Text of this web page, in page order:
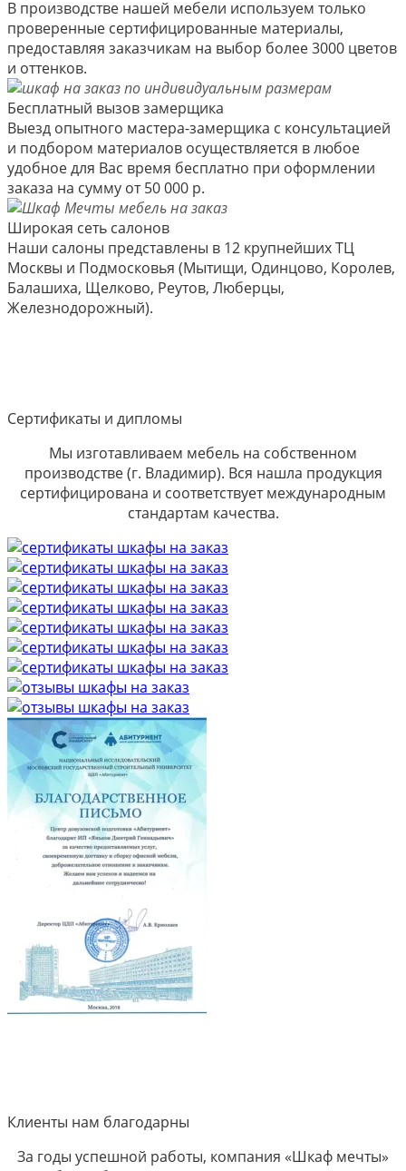
В производстве нашей мебели используем только
проверенные сертифицированные материалы,
предоставляя заказчикам на выбор более 3000 цветов
и оттенков.
Бесплатный вызов замерщика
Выезд опытного мастера-замерщика с консультацией
и подбором материалов осуществляется в любое
удобное для Вас время бесплатно при оформлении
заказа на сумму от 50 000 р.
Широкая сеть салонов
Наши салоны представлены в 12 крупнейших ТЦ
Москвы и Подмосковья (Мытищи, Одинцово, Королев,
Балашиха, Щелково, Реутов, Люберцы,
Железнодорожный).
Сертификаты и дипломы
Мы изготавливаем мебель на собственном
производстве (г. Владимир). Вся нашла продукция
сертифицирована и соответствует международным
стандартам качества.
Клиенты нам благодарны
За годы успешной работы, компания «Шкаф мечты»